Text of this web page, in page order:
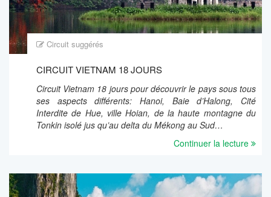
Circuit suggérés
CIRCUIT VIETNAM 18 JOURS
Circuit Vietnam 18 jours pour découvrir le pays sous tous
ses aspects différents: Hanoi, Baie d’Halong, Cité
Interdite de Hue, ville Hoian, de la haute montagne du
Tonkin isolé jus qu’au delta du Mékong au Sud…
Continuer la lecture